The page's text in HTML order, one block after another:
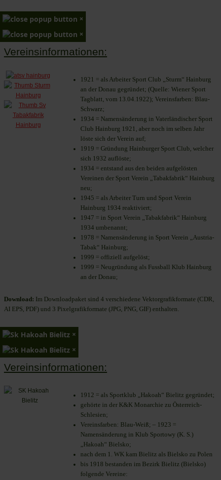
×
×
Vereinsinformationen:
1921 = als Arbeiter Sport Club „Sturm“ Hainburg
an der Donau gegründet; (Quelle: Wiener Sport
Tagblatt, vom 13.04.1922); Vereinsfarben: Blau-
Schwarz;
1934 = Namensänderung in Vaterländischer Sport
Club Hainburg 1921, aber noch im selben Jahr
löste sich der Verein auf;
1919 = Gründung Hainburger Sport Club, welcher
sich 1932 auflöste;
1934 = entstand aus den beiden aufgelösten
Vereinen der Sport Verein „Tabakfabrik“ Hainburg
neu;
1945 = als Arbeiter Turn und Sport Verein
Hainburg 1934 reaktiviert;
1947 = in Sport Verein „Tabakfabrik“ Hainburg
1934 umbenannt;
1978 = Namensänderung in Sport Verein „Austria-
Tabak“ Hainburg;
1999 = offiziell aufgelöst;
1999 = Neugründung als Fussball Klub Hainburg
an der Donau;
Download: Im Downloadpaket sind 4 verschiedene Vektorgrafikformate (CDR,
AI EPS, PDF) und 3 Pixelgrafikformate (JPG, PNG, GIF) enthalten.
×
×
Vereinsinformationen:
1912 = als Sportklub „Hakoah“ Bielitz gegründet;
gehörte in der K&K Monarchie zu Österreich-
Schlesien;
Vereinsfarben: Blau-Weiß; – 1923 =
Namensänderung in Klub Sportowy (K. S.)
„Hakoah“ Bielsko;
nach dem 1. WK kam Bielitz als Bielsko zu Polen
bis 1918 bestanden im Bezirk Bielitz (Bielsko)
folgende Vereine: